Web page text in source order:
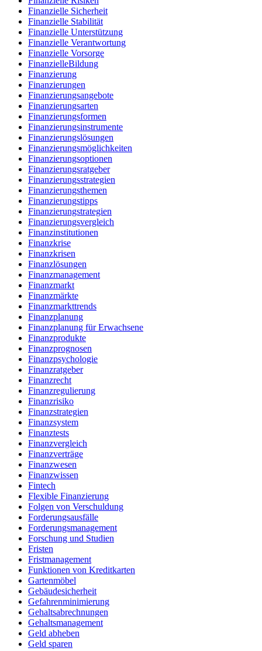
Finanzielle Sicherheit
Finanzielle Stabilität
Finanzielle Unterstützung
Finanzielle Verantwortung
Finanzielle Vorsorge
FinanzielleBildung
Finanzierung
Finanzierungen
Finanzierungsangebote
Finanzierungsarten
Finanzierungsformen
Finanzierungsinstrumente
Finanzierungslösungen
Finanzierungsmöglichkeiten
Finanzierungsoptionen
Finanzierungsratgeber
Finanzierungsstrategien
Finanzierungsthemen
Finanzierungstipps
Finanzierungstrategien
Finanzierungsvergleich
Finanzinstitutionen
Finanzkrise
Finanzkrisen
Finanzlösungen
Finanzmanagement
Finanzmarkt
Finanzmärkte
Finanzmarkttrends
Finanzplanung
Finanzplanung für Erwachsene
Finanzprodukte
Finanzprognosen
Finanzpsychologie
Finanzratgeber
Finanzrecht
Finanzregulierung
Finanzrisiko
Finanzstrategien
Finanzsystem
Finanztests
Finanzvergleich
Finanzverträge
Finanzwesen
Finanzwissen
Fintech
Flexible Finanzierung
Folgen von Verschuldung
Forderungsausfälle
Forderungsmanagement
Forschung und Studien
Fristen
Fristmanagement
Funktionen von Kreditkarten
Gartenmöbel
Gebäudesicherheit
Gefahrenminimierung
Gehaltsabrechnungen
Gehaltsmanagement
Geld abheben
Geld sparen